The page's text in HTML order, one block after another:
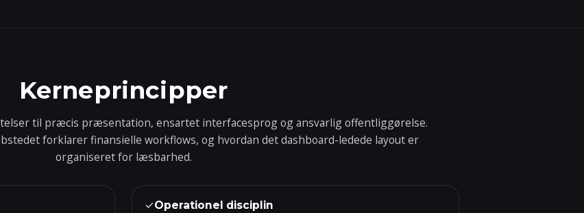
Kerneprincipper
til præcis præsentation, ensartet interfacesprog og ansvarlig offentliggørelse.
forklarer finansielle workflows, og hvordan det dashboard-ledede layout er
organiseret for læsbarhed.
✓Operationel disciplin